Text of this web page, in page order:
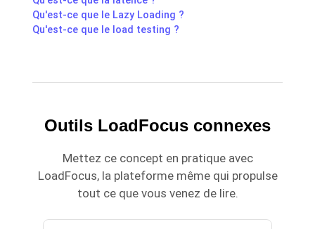
Qu'est-ce que le Lazy Loading ?
Qu'est-ce que le load testing ?
Outils LoadFocus connexes
Mettez ce concept en pratique avec
LoadFocus, la plateforme même qui propulse
tout ce que vous venez de lire.